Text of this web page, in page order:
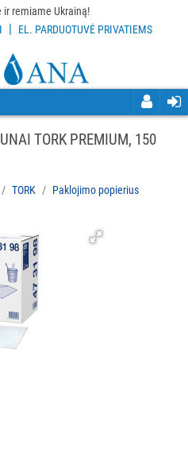
remiame Ukrainą!
| EL. PARDUOTUVĖ PRIVATIEMS
TORK PREMIUM, 150
TORK Paklojimo popierius